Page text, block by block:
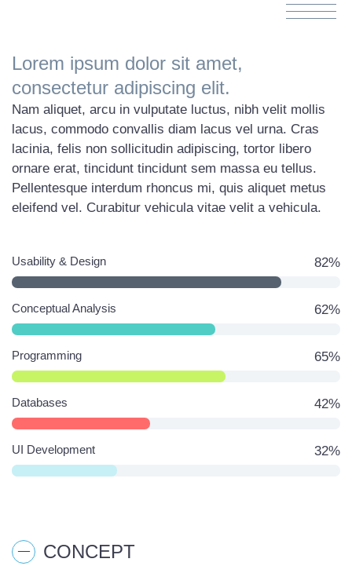
Lorem ipsum dolor sit amet,
consectetur adipiscing elit.
Nam aliquet, arcu in vulputate luctus, nibh velit mollis
lacus, commodo convallis diam lacus vel urna. Cras
lacinia, felis non sollicitudin adipiscing, tortor libero
ornare erat, tincidunt tincidunt sem massa eu tellus.
Pellentesque interdum rhoncus mi, quis aliquet metus
eleifend vel. Curabitur vehicula vitae velit a vehicula.
Usability & Design 82%
Conceptual Analysis 62%
Programming 65%
Databases 42%
UI Development 32%
CONCEPT